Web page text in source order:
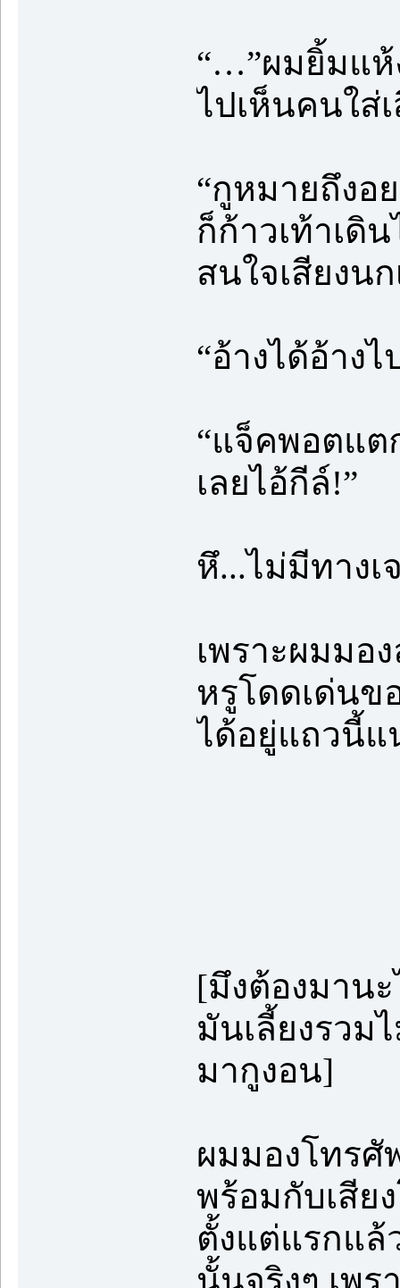
“…”ผมยิ้มแห้
ไปเห็นคนใส่
“กูหมายถึงอ
ก็ก้าวเท้าเดิ
สนใจเสียงน
“อ้างได้อ้าง
“แจ็คพอตแต
เลยไอ้กีล์!”
หึ...ไม่มีทางเ
เพราะผมมอ
หรูโดดเด่นข
ได้อยู่แถวนี้
[มึงต้องมาน
มันเลี้ยงรวม
มากูงอน]
ผมมองโทรศั
พร้อมกับเสีย
ตั้งแต่แรกแล้
นั้นจริงๆ เพ